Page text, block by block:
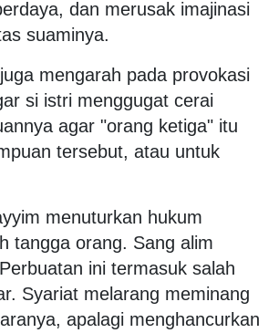
dan merusak imajinasi
suaminya.
mengarah pada provokasi
si istri menggugat cerai
agar "orang ketiga" itu
tersebut, atau untuk
menuturkan hukum
tangga orang. Sang alim
ini termasuk salah
Syariat melarang meminang
apalagi menghancurkan